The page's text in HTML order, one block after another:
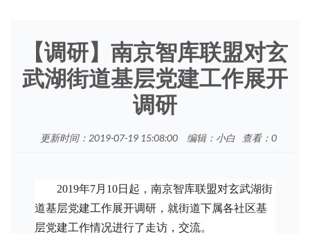
【调研】南京智库联盟对玄
武湖街道基层党建工作展开
调研
更新时间：2019-07-19 15:08:00 编辑：小白 查看： 0
2019年7月10日起，南京智库联盟对玄武湖街
道基层党建工作展开调研，就街道下属各社区基
层党建工作情况进行了走访，交流。